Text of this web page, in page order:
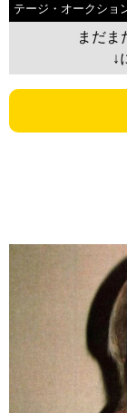
テージ・オークショ
まだま
↓